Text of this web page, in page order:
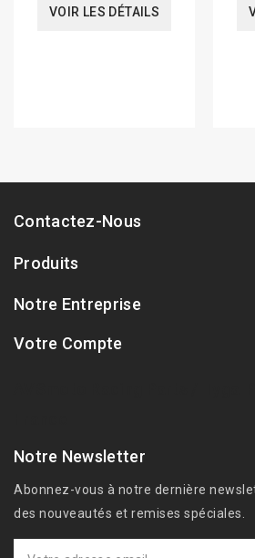
VOIR LES DÉTAILS
Contactez-Nous
Produits
Notre Entreprise
Votre Compte
Notre Newsletter
Abonnez-vous à notre dernière
des nouveautés et remises spéciales.